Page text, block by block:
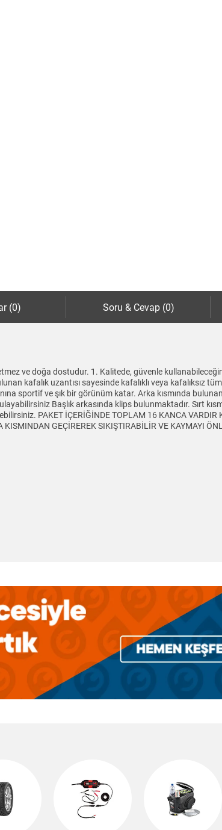
(0) Soru & Cevap (0)
ve doğa dostudur. 1. Kalitede, güvenle
kafalık uzantısı sayesinde kafalıklı veya kafalıksız
sportif ve şık bir görünüm katar. Arka kısmında
Başlık arkasında klips bulunmaktadır. Sırt
PAKET İÇERİĞİNDE TOPLAM 16 KANCA VARDIR
KISMINDAN GEÇİREREK SIKIŞTIRABİLİR VE KAYMAYI